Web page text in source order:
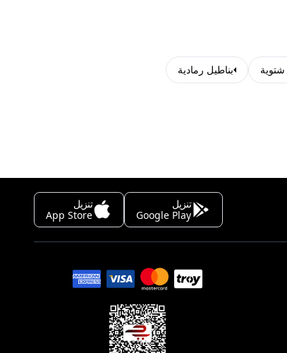
شتوية بناطيل رمادية
تنزيل
Google Play
تنزيل
App Store